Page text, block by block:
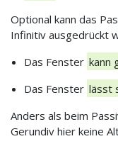
Optional kann das
Infinitiv ausgedrückt
Das Fenster kann
Das Fenster lässt
Anders als beim
Gerundiv hier keine